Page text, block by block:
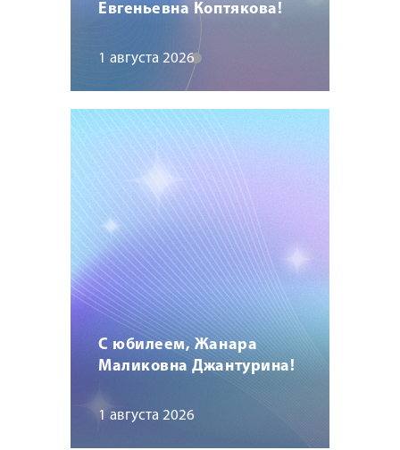
Евгеньевна Коптякова!
1 августа 2026
С юбилеем, Жанара
Маликовна Джантурина!
1 августа 2026